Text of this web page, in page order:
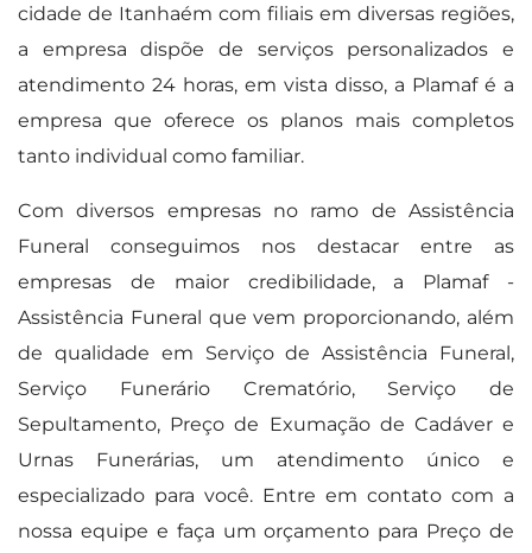
cidade de Itanhaém com filiais em diversas regiões,
a empresa dispõe de serviços personalizados e
atendimento 24 horas, em vista disso, a Plamaf é a
empresa que oferece os planos mais completos
tanto individual como familiar.
Com diversos empresas no ramo de Assistência
Funeral conseguimos nos destacar entre as
empresas de maior credibilidade, a Plamaf -
Assistência Funeral que vem proporcionando, além
de qualidade em Serviço de Assistência Funeral,
Serviço Funerário Crematório, Serviço de
Sepultamento, Preço de Exumação de Cadáver e
Urnas Funerárias, um atendimento único e
especializado para você. Entre em contato com a
nossa equipe e faça um orçamento para Preço de